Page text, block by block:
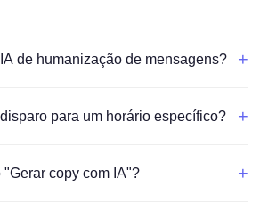
de humanização de mensagens? +
para um horário específico? +
"Gerar copy com IA"? +